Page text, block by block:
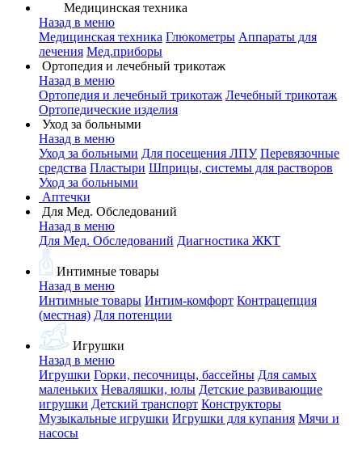
Медицинская техника
Назад в меню
Медицинская техника Глюкометры Аппараты для
лечения Мед.приборы
Ортопедия и лечебный трикотаж
Назад в меню
Ортопедия и лечебный трикотаж Лечебный трикотаж
Ортопедические изделия
Уход за больными
Назад в меню
Уход за больными Для посещения ЛПУ Перевязочные
средства Пластыри Шприцы, системы для растворов
Уход за больными
Аптечки
Для Мед. Обследований
Назад в меню
Для Мед. Обследований Диагностика ЖКТ
Интимные товары
Назад в меню
Интимные товары Интим-комфорт Контрацепция
(местная) Для потенции
Игрушки
Назад в меню
Игрушки Горки, песочницы, бассейны Для самых
маленьких Неваляшки, юлы Детские развивающие
игрушки Детский транспорт Конструкторы
Музыкальные игрушки Игрушки для купания Мячи и
насосы